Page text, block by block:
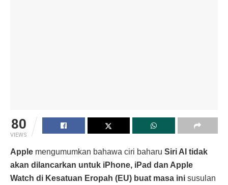
80
VIEWS
Apple mengumumkan bahawa ciri baharu Siri AI tidak
akan dilancarkan untuk iPhone, iPad dan Apple
Watch di Kesatuan Eropah (EU) buat masa ini susulan